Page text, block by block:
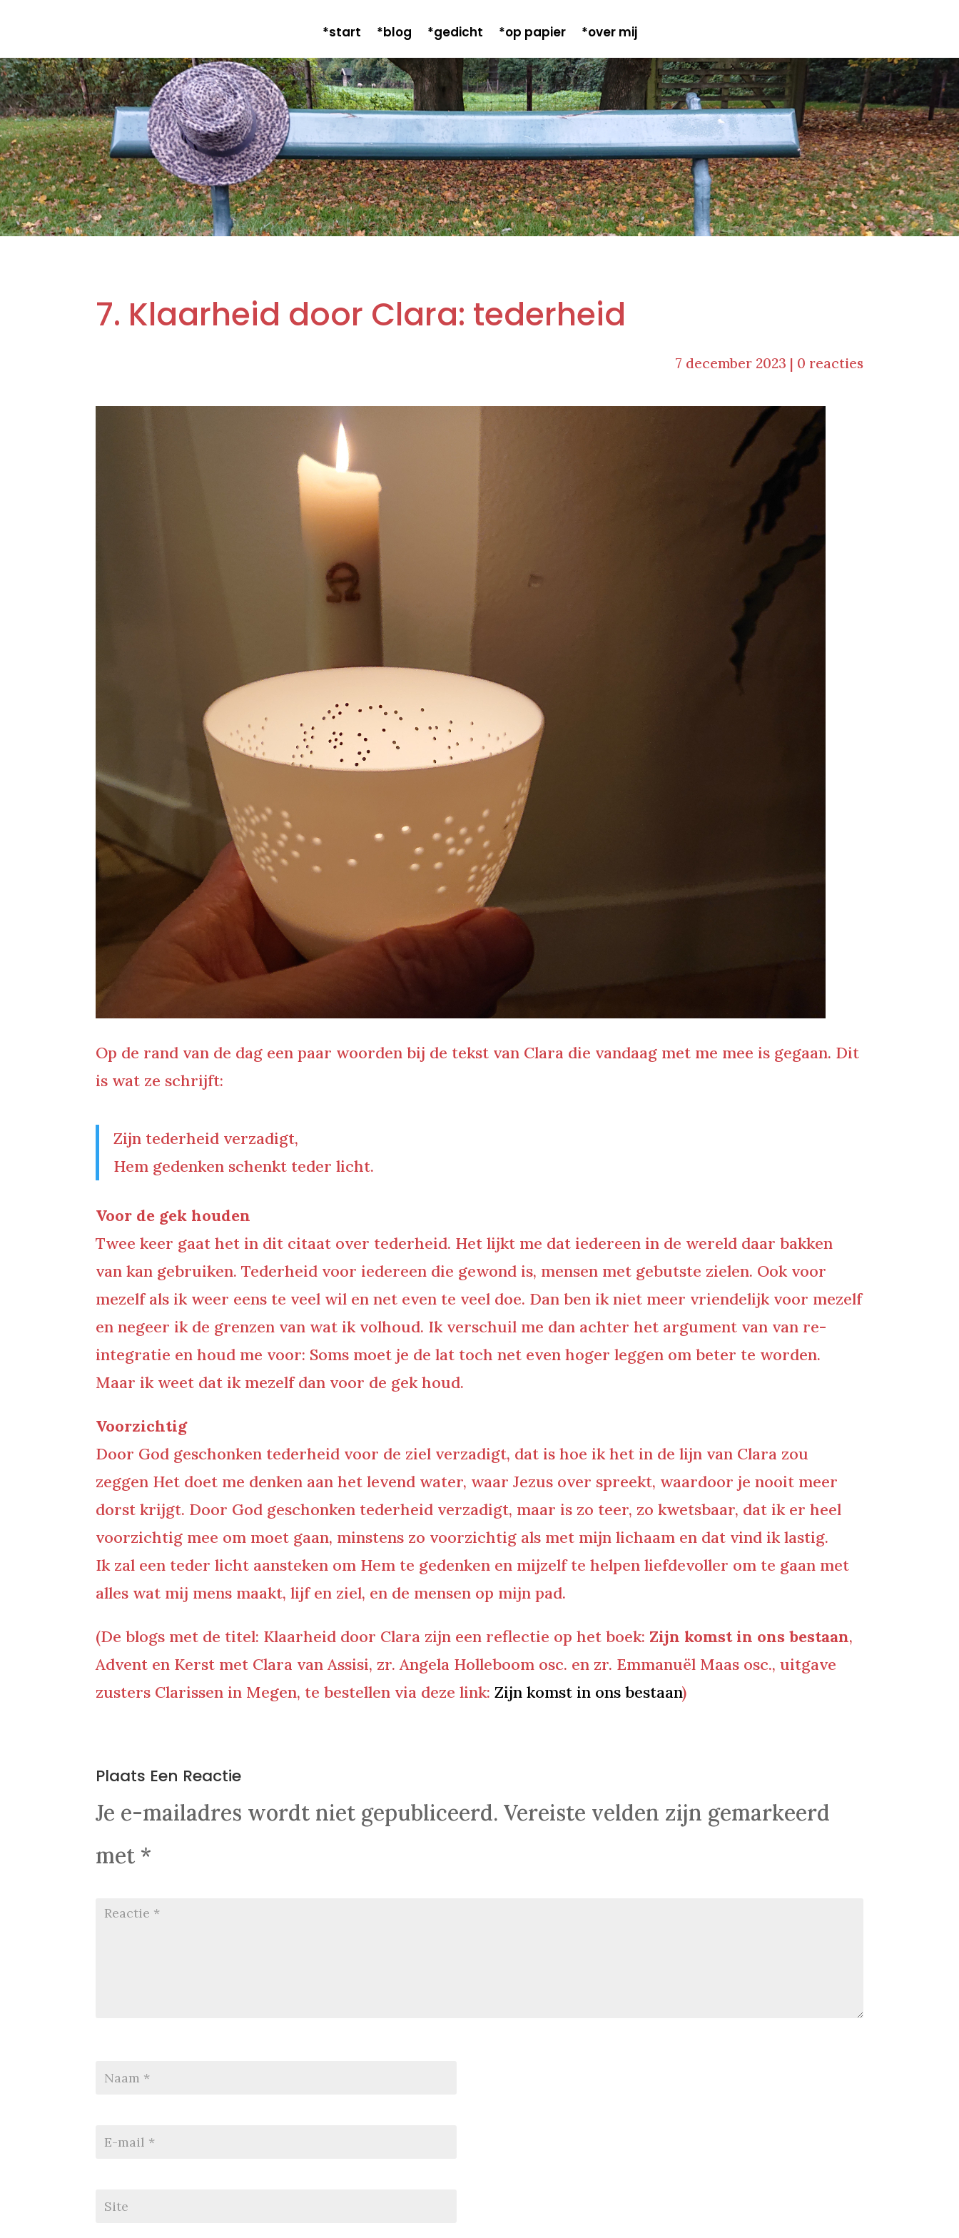
*start *blog *gedicht *op papier *over mij
7. Klaarheid door Clara: tederheid
7 december 2023 | 0 reacties
Op de rand van de dag een paar woorden bij de tekst van Clara die vandaag met me mee is gegaan. Dit
is wat ze schrijft:
Zijn tederheid verzadigt,
Hem gedenken schenkt teder licht.
Voor de gek houden
Twee keer gaat het in dit citaat over tederheid. Het lijkt me dat iedereen in de wereld daar bakken
van kan gebruiken. Tederheid voor iedereen die gewond is, mensen met gebutste zielen. Ook voor
mezelf als ik weer eens te veel wil en net even te veel doe. Dan ben ik niet meer vriendelijk voor mezelf
en negeer ik de grenzen van wat ik volhoud. Ik verschuil me dan achter het argument van van re-
integratie en houd me voor: Soms moet je de lat toch net even hoger leggen om beter te worden.
Maar ik weet dat ik mezelf dan voor de gek houd.
Voorzichtig
Door God geschonken tederheid voor de ziel verzadigt, dat is hoe ik het in de lijn van Clara zou
zeggen Het doet me denken aan het levend water, waar Jezus over spreekt, waardoor je nooit meer
dorst krijgt. Door God geschonken tederheid verzadigt, maar is zo teer, zo kwetsbaar, dat ik er heel
voorzichtig mee om moet gaan, minstens zo voorzichtig als met mijn lichaam en dat vind ik lastig.
Ik zal een teder licht aansteken om Hem te gedenken en mijzelf te helpen liefdevoller om te gaan met
alles wat mij mens maakt, lijf en ziel, en de mensen op mijn pad.
(De blogs met de titel: Klaarheid door Clara zijn een reflectie op het boek: Zijn komst in ons bestaan,
Advent en Kerst met Clara van Assisi, zr. Angela Holleboom osc. en zr. Emmanuël Maas osc., uitgave
zusters Clarissen in Megen, te bestellen via deze link:Zijn komst in ons bestaan)
Plaats Een Reactie
Je e-mailadres wordt niet gepubliceerd. Vereiste velden zijn gemarkeerd
met *